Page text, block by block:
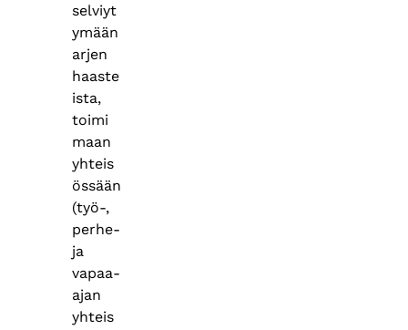
selviyt
ymään
arjen
haaste
ista,
toimi
maan
yhteis
össään
(työ-,
perhe-
ja
vapaa-
ajan
yhteis